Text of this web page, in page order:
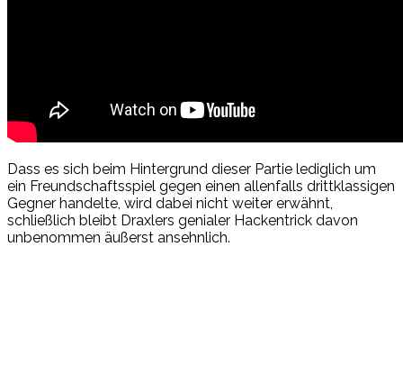
Dass es sich beim Hintergrund dieser Partie lediglich um
ein Freundschaftsspiel gegen einen allenfalls drittklassigen
Gegner handelte, wird dabei nicht weiter erwähnt,
schließlich bleibt Draxlers genialer Hackentrick davon
unbenommen äußerst ansehnlich.